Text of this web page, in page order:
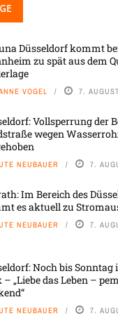
Düsseldorf kommt
zu spät aus dem
VOGEL 7.
Vollsperrung der
wegen
NEUBAUER 7.
Im Bereich des
es aktuell zu
NEUBAUER 7.
Noch bis
– „Liebe das Leben –
NEUBAUER 7.